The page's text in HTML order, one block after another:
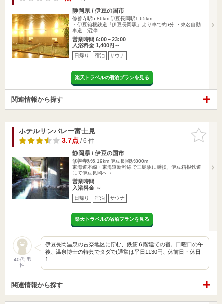
静岡県 / 伊豆の国市
修善寺駅5.86km 伊豆長岡駅1.65km
・伊豆箱根鉄道「伊豆長岡駅」より車で約6分 ・東名自動
車道 沼津I…
営業時間 6:00～23:00
入浴料金 1,400円～
日帰り 宿泊 サウナ
楽天トラベルの宿泊プランを見る
関連情報から探す
お気に入
りに追加
ホテルサンバレー富士見
3.7点/ 6 件
静岡県 / 伊豆の国市
修善寺駅6.19km 伊豆長岡駅800m
東海道本線・東海道新幹線で三島駅に乗換、伊豆箱根鉄道
にて伊豆長岡へ（…
営業時間
入浴料金 ～
日帰り 宿泊 サウナ
楽天トラベルの宿泊プランを見る
40代 男
性
伊豆長岡温泉の古奈地区に佇む、鉄筋６階建ての宿。日曜日の午
後、温泉博士の特典でタダで(通常は平日1130円、休前日・休日
1…
関連情報から探す